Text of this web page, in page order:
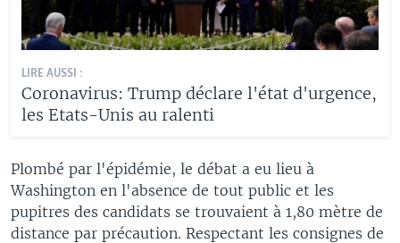
LIRE AUSSI :
Coronavirus: Trump déclare l'état d'urgence,
les Etats-Unis au ralenti
Plombé par l'épidémie, le débat a eu lieu à
Washington en l'absence de tout public et les
pupitres des candidats se trouvaient à 1,80 mètre de
distance par précaution. Respectant les consignes de